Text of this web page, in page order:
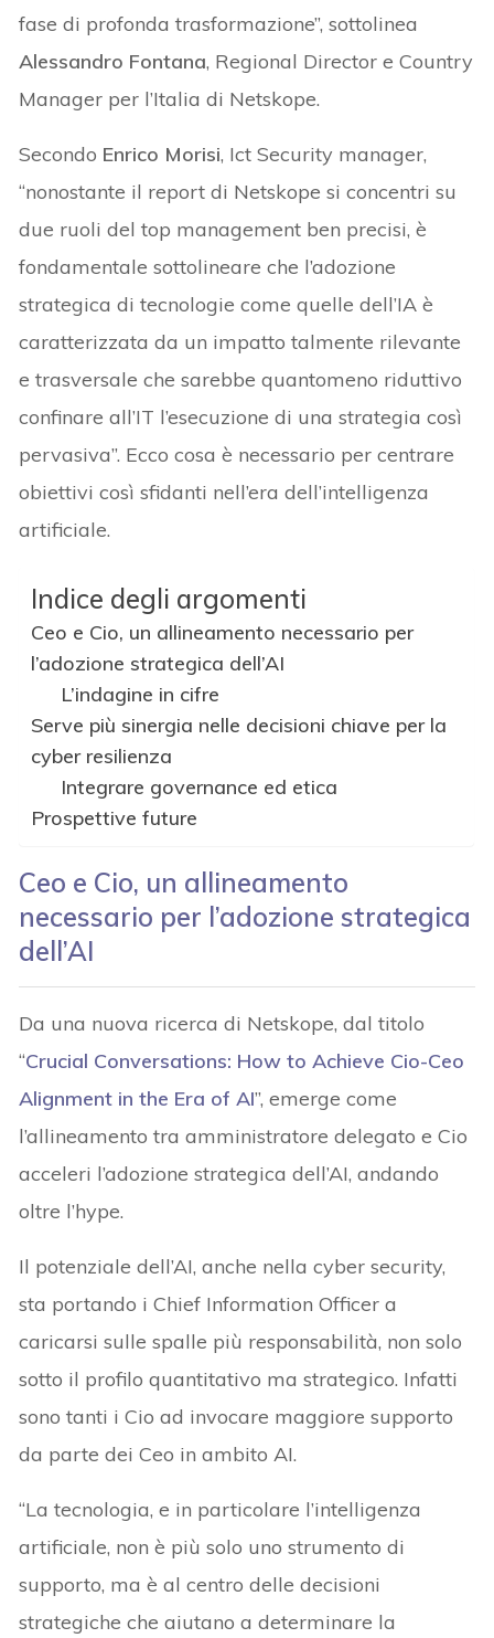
fase di profonda trasformazione”, sottolinea
Alessandro Fontana, Regional Director e Country
Manager per l’Italia di Netskope.
Secondo Enrico Morisi, Ict Security manager,
“nonostante il report di Netskope si concentri su
due ruoli del top management ben precisi, è
fondamentale sottolineare che l’adozione
strategica di tecnologie come quelle dell’IA è
caratterizzata da un impatto talmente rilevante
e trasversale che sarebbe quantomeno riduttivo
confinare all’IT l’esecuzione di una strategia così
pervasiva”. Ecco cosa è necessario per centrare
obiettivi così sfidanti nell’era dell’intelligenza
artificiale.
Indice degli argomenti
Ceo e Cio, un allineamento necessario per
l’adozione strategica dell’AI
L’indagine in cifre
Serve più sinergia nelle decisioni chiave per la
cyber resilienza
Integrare governance ed etica
Prospettive future
Ceo e Cio, un allineamento
necessario per l’adozione strategica
dell’AI
Da una nuova ricerca di Netskope, dal titolo
“Crucial Conversations: How to Achieve Cio-Ceo
Alignment in the Era of AI”, emerge come
l’allineamento tra amministratore delegato e Cio
acceleri l’adozione strategica dell’AI, andando
oltre l’hype.
Il potenziale dell’AI, anche nella cyber security,
sta portando i Chief Information Officer a
caricarsi sulle spalle più responsabilità, non solo
sotto il profilo quantitativo ma strategico. Infatti
sono tanti i Cio ad invocare maggiore supporto
da parte dei Ceo in ambito AI.
“La tecnologia, e in particolare l’intelligenza
artificiale, non è più solo uno strumento di
supporto, ma è al centro delle decisioni
strategiche che aiutano a determinare la